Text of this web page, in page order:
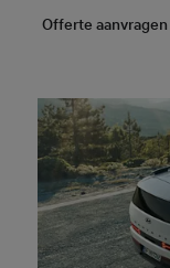
Offerte aanvragen